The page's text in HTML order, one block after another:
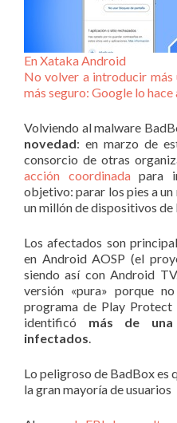
En Xataka Android
No volver a introducir más
más seguro: Google lo
Volviendo al malware
novedad: en marzo de
consorcio de otras
acción coordinadapara
objetivo: parar los pies a
un millón de dispositivos de
Los afectados son
en Android AOSP (el
siendo así con Android
versión «pura» porque
programa de Play Protect
identificó más de
infectados
Lo peligroso de BadBox es
la gran mayoría de usuarios